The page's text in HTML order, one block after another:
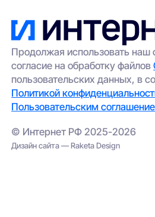
Продолжая использовать наш
согласие на обработку файлов
пользовательских данных, в
Политикой
Пользовательским
© Интернет РФ 2025-2026
Дизайн сайта — Raketa Design